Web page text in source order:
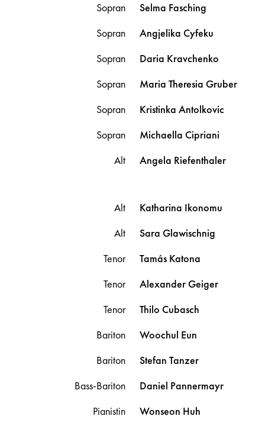
Sopran
Selma Fasching
Sopran
Angjelika Cyfeku
Sopran
Daria Kravchenko
Sopran
Maria Theresia Gruber
Sopran
Kristinka Antolkovic
Sopran
Michaella Cipriani
Alt
Angela Riefenthaler
Alt Katharina Ikonomu
Alt
Sara Glawischnig
Tenor
Tamás Katona
Tenor
AlexanderGeiger
Tenor
Thilo Cubasch
Bariton
Woochul Eun
Bariton
Stefan Tanzer
Bass-Bariton
Daniel Pannermayr
Pianistin
Wonseon Huh